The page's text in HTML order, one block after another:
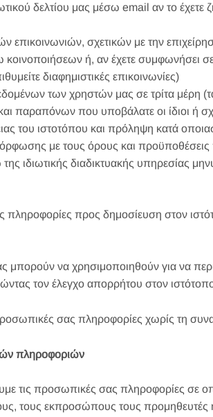
δελτίου μας μέσω email αν το έχετε
επικοινωνιών, σχετικών με την
κοινοποιήσεων ή, αν έχετε συμφωνήσει
διαφημιστικές επικοινωνίες)
των χρηστών μας σε τρίτα μέρη
παραπόνων που υποβάλατε οι ίδιοι ή
του ιστοτόπου και πρόληψη κατά
με τους όρους και
ιδιωτικής διαδικτυακής υπηρεσίας
προς δημοσίευση στον
μπορούν να χρησιμοποιηθούν για να
τον έλεγχο απορρήτου στον
σας πληροφορίες χωρίς τη
πληροφοριών
τις προσωπικές σας πληροφορίες σε
τους εκπροσώπους τους